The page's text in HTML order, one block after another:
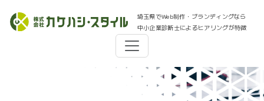
埼玉県でWeb制作・ブランディングなら
中小企業診断士によるヒアリングが特徴